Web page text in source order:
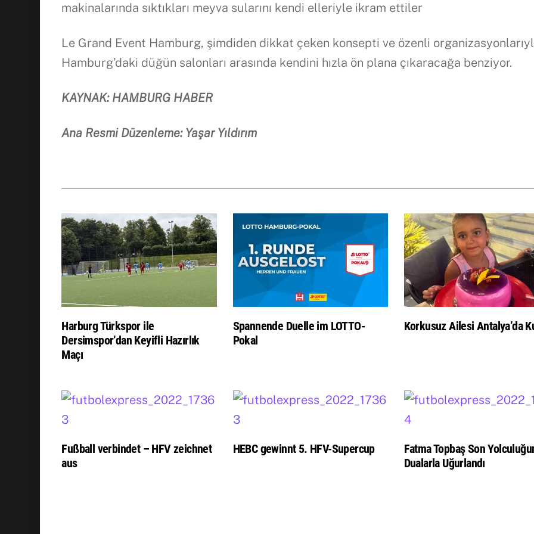
makinalarında sıktıkları meyva sularını kendi elleriyle ikram ettiler
Le Grand Event Hamburg, şimdiden dikkat çeken konsepti ve özenli
Hamburg’daki düğün salonları arasında kendini hızla ön plana çıkaracağa benziyor.
KAYNAK: HAMBURG HABER
Ana Resmi Düzenleme: Yaşar Yıldırım
Harburg Türkspor ile
Dersimspor’dan Keyifli Hazırlık
Maçı
Spannende Duelle im LOTTO-
Pokal
Korkusuz Ailesi Antalya’da
Fußball verbindet – HFV zeichnet
aus
HEBC gewinnt 5. HFV-Supercup
Fatma Topbaş Son
Dualarla Uğurlandı